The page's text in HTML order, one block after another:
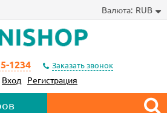
Валюта: RUB
1234 Заказать звонок
Вход Регистрация